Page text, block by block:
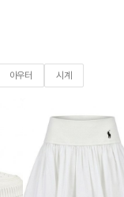
아우터 시계